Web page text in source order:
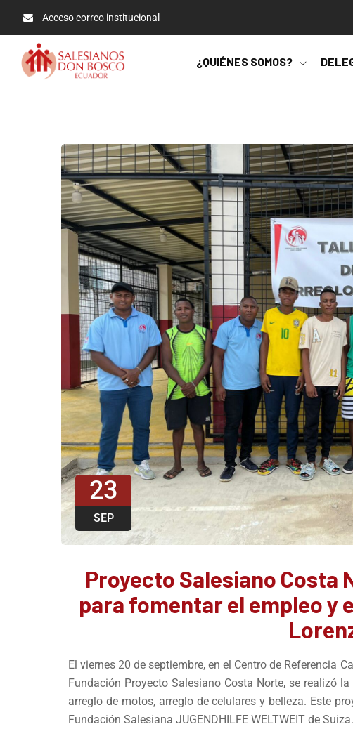
Acceso correo institucional
¿QUIÉNES SOMOS?
23
SEP
Proyecto Salesiano Costa
para fomentar el empleo y
El viernes 20 de septiembre, en el Centro de Referencia
Fundación Proyecto Salesiano Costa Norte, se realizó
arreglo de motos, arreglo de celulares y belleza. Este
Fundación Salesiana JUGENDHILFE WELTWEIT de Suiza.